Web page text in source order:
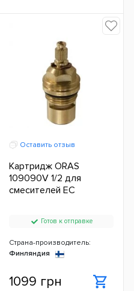
Оставить отзыв
Картридж ORAS
109090V 1/2 для
смесителей ЕС
Готов к отправке
Страна-производитель:
Финляндия
1099 грн